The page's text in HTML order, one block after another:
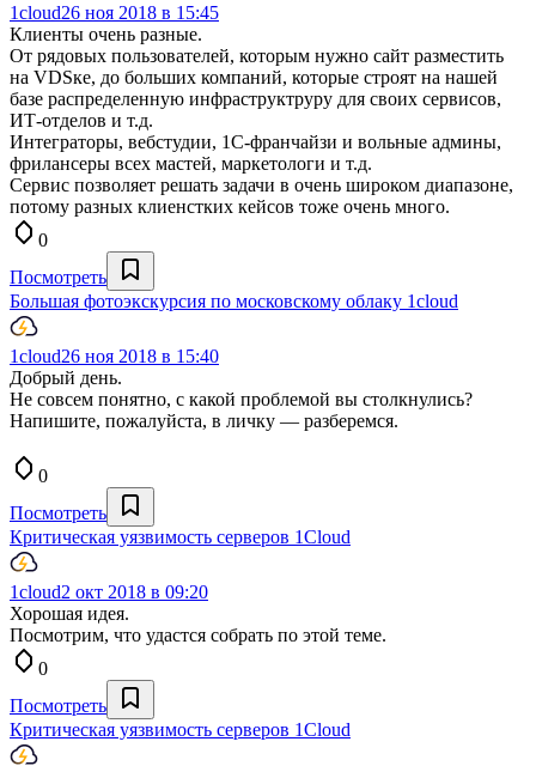
1cloud26 ноя 2018 в 15:45
Клиенты очень разные.
От рядовых пользователей, которым нужно сайт разместить
на VDSке, до больших компаний, которые строят на нашей
базе распределенную инфраструктруру для своих сервисов,
ИТ-отделов и т.д.
Интеграторы, вебстудии, 1C-франчайзи и вольные админы,
фрилансеры всех мастей, маркетологи и т.д.
Сервис позволяет решать задачи в очень широком диапазоне,
потому разных клиенстких кейсов тоже очень много.
0
Посмотреть
Большая фотоэкскурсия по московскому облаку 1cloud
1cloud26 ноя 2018 в 15:40
Добрый день.
Не совсем понятно, с какой проблемой вы столкнулись?
Напишите, пожалуйста, в личку — разберемся.
0
Посмотреть
Критическая уязвимость серверов 1Cloud
1cloud2 окт 2018 в 09:20
Хорошая идея.
Посмотрим, что удастся собрать по этой теме.
0
Посмотреть
Критическая уязвимость серверов 1Cloud